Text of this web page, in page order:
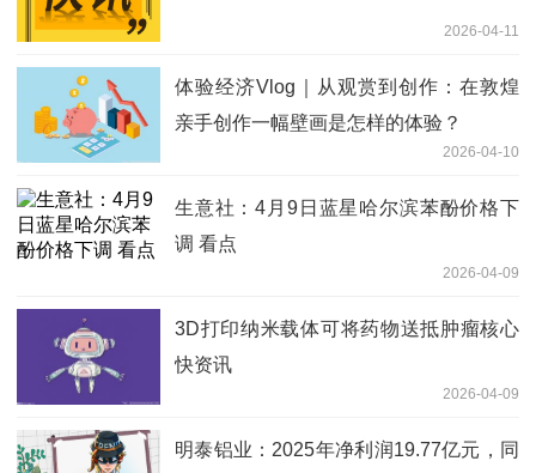
2026-04-11
体验经济Vlog｜从观赏到创作：在敦煌
亲手创作一幅壁画是怎样的体验？
2026-04-10
生意社：4月9日蓝星哈尔滨苯酚价格下
调 看点
2026-04-09
3D打印纳米载体可将药物送抵肿瘤核心
快资讯
2026-04-09
明泰铝业：2025年净利润19.77亿元，同